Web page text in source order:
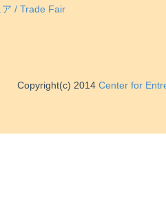
/ Trade Fair
Copyright(c) 2014 Center for